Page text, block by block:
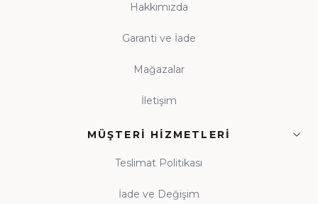
Hakkımızda
Garanti ve İade
Mağazalar
İletişim
MÜŞTERI HIZMETLERI
Teslimat Politikası
İade ve Değişim